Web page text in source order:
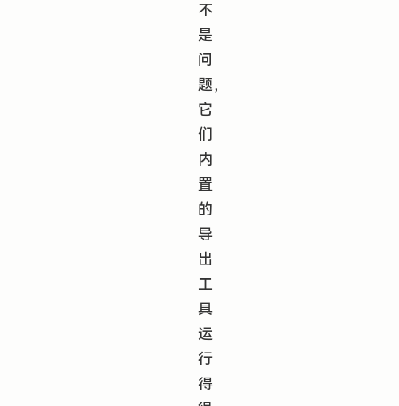
不
是
问
题，
它
们
内
置
的
导
出
工
具
运
行
得